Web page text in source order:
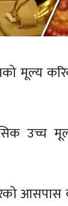
मूल्य
उच्च
आसपास